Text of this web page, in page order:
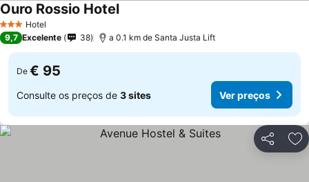
3 EstrelasHotel
Ouro Rossio Hotel
9,7 Excelente 38 a 0.1 km de Santa Justa Lift
De € 95
Consulte os preços de 3 sites Ver preços
Partilhar